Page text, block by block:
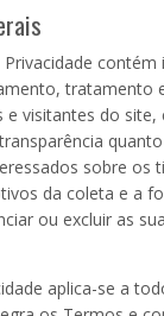
tratamento
e visitantes do site,
sobre os
da coleta e a
ou excluir as
aplica-se a